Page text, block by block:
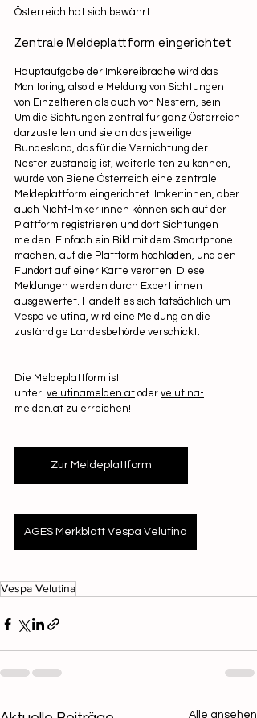
Österreich hat sich bewährt.
Zentrale Meldeplattform eingerichtet
Hauptaufgabe der Imkereibrache wird das
Monitoring, also die Meldung von Sichtungen
von Einzeltieren als auch von Nestern, sein.
Um die Sichtungen zentral für ganz Österreich
darzustellen und sie an das jeweilige
Bundesland, das für die Vernichtung der
Nester zuständig ist, weiterleiten zu können,
wurde von Biene Österreich eine zentrale
Meldeplattform eingerichtet. Imker:innen, aber
auch Nicht-Imker:innen können sich auf der
Plattform registrieren und dort Sichtungen
melden. Einfach ein Bild mit dem Smartphone
machen, auf die Plattform hochladen, und den
Fundort auf einer Karte verorten. Diese
Meldungen werden durch Expert:innen
ausgewertet. Handelt es sich tatsächlich um
Vespa velutina, wird eine Meldung an die
zuständige Landesbehörde verschickt.
Die Meldeplattform ist
unter: velutinamelden.at oder velutina-
melden.at zu erreichen!
Zur Meldeplattform
AGES Merkblatt Vespa Velutina
Vespa Velutina
Alle ansehen